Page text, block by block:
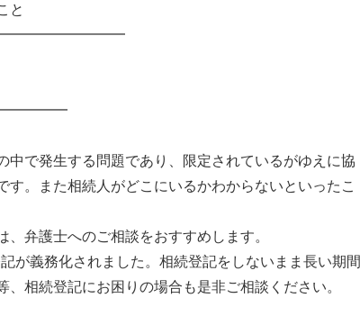
と
中で発生する問題であり、限定されているがゆえに協
す。また相続人がどこにいるかわからないといったこ
、弁護士へのご相談をおすすめします。
が義務化されました。相続登記をしないまま長い期間
相続登記にお困りの場合も是非ご相談ください。